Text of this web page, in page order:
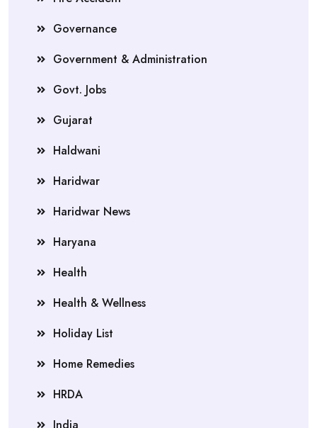
Governance
Government & Administration
Govt. Jobs
Gujarat
Haldwani
Haridwar
Haridwar News
Haryana
Health
Health & Wellness
Holiday List
Home Remedies
HRDA